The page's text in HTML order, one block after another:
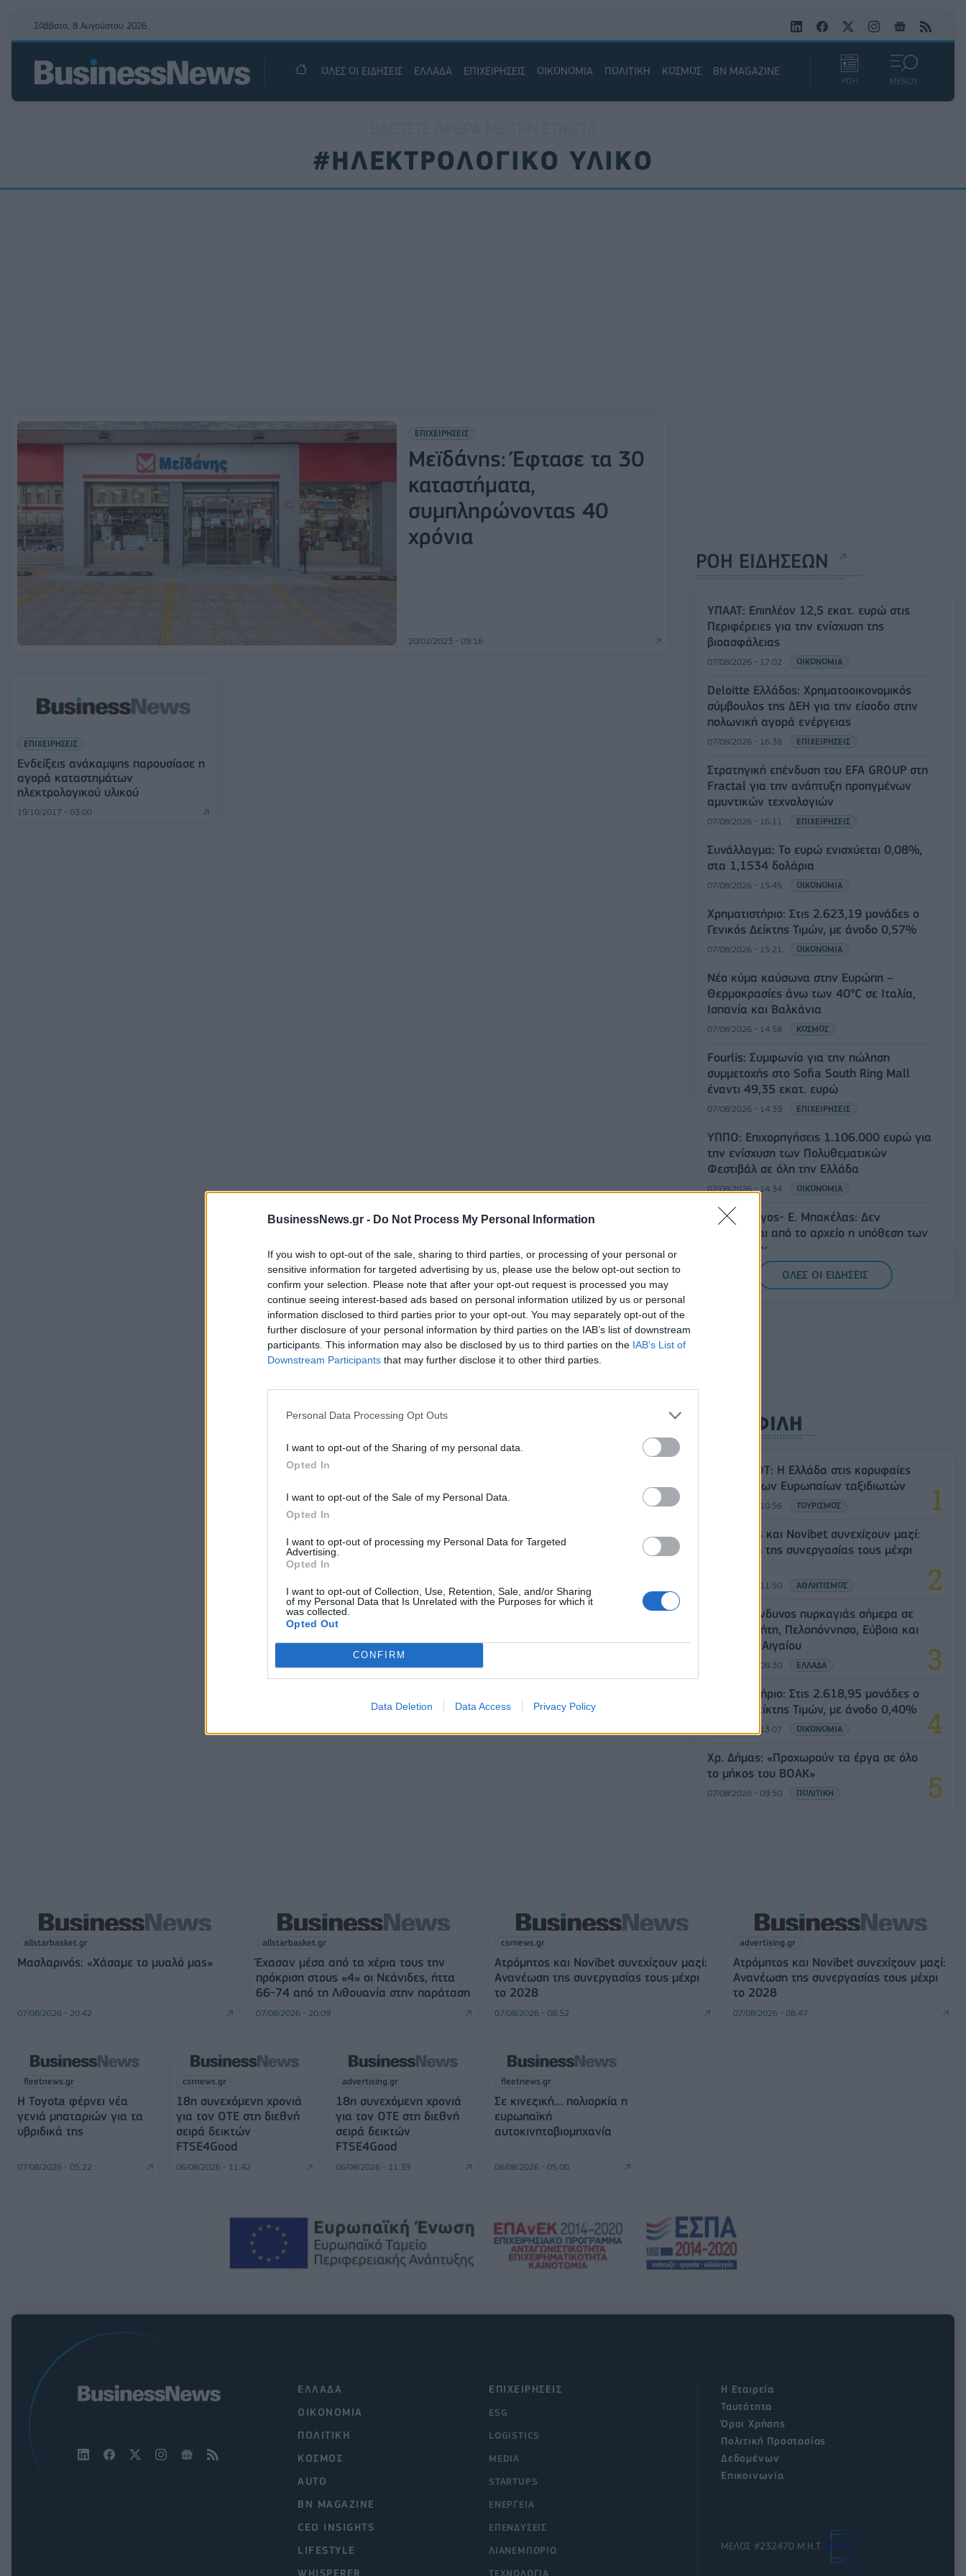
BusinessNews.gr - Do Not Process My Personal Information
If you wish to opt-out of the sale, sharing to third parties, or processing of your personal or
sensitive information for targeted advertising by us, please use the below opt-out section to
confirm your selection. Please note that after your opt-out request is processed you may
continue seeing interest-based ads based on personal information utilized by us or personal
information disclosed to third parties prior to your opt-out. You may separately opt-out of the
further disclosure of your personal information by third parties on the IAB’s list of downstream
participants. This information may also be disclosed by us to third parties on the IAB’s List of
Downstream Participants that may further disclose it to other third parties.
Personal Data Processing Opt Outs
I want to opt-out of the Sharing of my personal data.
Opted In
I want to opt-out of the Sale of my Personal Data.
Opted In
I want to opt-out of processing my Personal Data for Targeted
Advertising.
Opted In
I want to opt-out of Collection, Use, Retention, Sale, and/or Sharing
of my Personal Data that Is Unrelated with the Purposes for which it
was collected.
Opted Out
CONFIRM
Data Deletion Data Access Privacy Policy
Σάββατο, 8 Αυγούστου 2026
ΟΛΕΣ ΟΙ ΕΙΔΗΣΕΙΣ ΕΛΛΑΔΑ ΕΠΙΧΕΙΡΗΣΕΙΣ ΟΙΚΟΝΟΜΙΑ ΠΟΛΙΤΙΚΗ ΚΟΣΜΟΣ BN MAGAZINE
ΡΟΗ ΜΕΝΟΥ
#ΗΛΕΚΤΡΟΛΟΓΙΚΟ ΥΛΙΚΟ
ΕΠΙΧΕΙΡΗΣΕΙΣ
Mεϊδάνης: Έφτασε τα 30
καταστήματα,
συμπληρώνοντας 40
χρόνια
20/02/2023 - 09:16
ΕΠΙΧΕΙΡΗΣΕΙΣ
Ενδείξεις ανάκαμψης παρουσίασε η
αγορά καταστημάτων
ηλεκτρολογικού υλικού
19/10/2017 - 03:00
ΡΟΗ ΕΙΔΗΣΕΩΝ
ΥΠΑΑΤ: Επιπλέον 12,5 εκατ. ευρώ στις
Περιφέρειες για την ενίσχυση της
βιοασφάλειας
07/08/2026 - 17:02 ΟΙΚΟΝΟΜΙΑ
Deloitte Ελλάδος: Χρηματοοικονομικός
σύμβουλος της ΔΕΗ για την είσοδο στην
πολωνική αγορά ενέργειας
07/08/2026 - 16:38 ΕΠΙΧΕΙΡΗΣΕΙΣ
Στρατηγική επένδυση του EFA GROUP στη
Fractal για την ανάπτυξη προηγμένων
αμυντικών τεχνολογιών
07/08/2026 - 16:11 ΕΠΙΧΕΙΡΗΣΕΙΣ
Συνάλλαγμα: Το ευρώ ενισχύεται 0,08%,
στα 1,1534 δολάρια
07/08/2026 - 15:45 ΟΙΚΟΝΟΜΙΑ
Χρηματιστήριο: Στις 2.623,19 μονάδες ο
Γενικός Δείκτης Τιμών, με άνοδο 0,57%
07/08/2026 - 15:21 ΟΙΚΟΝΟΜΙΑ
Νέο κύμα καύσωνα στην Ευρώπη –
Θερμοκρασίες άνω των 40°C σε Ιταλία,
Ισπανία και Βαλκάνια
07/08/2026 - 14:58 ΚΟΣΜΟΣ
Fourlis: Συμφωνία για την πώληση
συμμετοχής στο Sofia South Ring Mall
έναντι 49,35 εκατ. ευρώ
07/08/2026 - 14:39 ΕΠΙΧΕΙΡΗΣΕΙΣ
ΥΠΠΟ: Επιχορηγήσεις 1.106.000 ευρώ για
την ενίσχυση των Πολυθεματικών
Φεστιβάλ σε όλη την Ελλάδα
07/08/2026 - 14:34 ΟΙΚΟΝΟΜΙΑ
Άρειος Πάγος- Ε. Μπακέλας: Δεν
ανασύρεται από το αρχείο η υπόθεση των
υποκλοπών
07/08/2026 - 14:11 ΕΛΛΑΔΑ
ΟΛΕΣ ΟΙ ΕΙΔΗΣΕΙΣ
ΔΗΜΟΦΙΛΗ
Έρευνα ΕΟΤ: Η Ελλάδα στις κορυφαίες
επιλογές των Ευρωπαίων ταξιδιωτών
07/08/2026 - 10:56 ΤΟΥΡΙΣΜΟΣ
Ατρόμητος και Novibet συνεχίζουν μαζί:
Ανανέωση της συνεργασίας τους μέχρι
07/08/2026 - 11:50 ΑΘΛΗΤΙΣΜΟΣ
Υψηλός κίνδυνος πυρκαγιάς σήμερα σε
Αττική, Κρήτη, Πελοπόννησο, Εύβοια και
νησιά του Αιγαίου
07/08/2026 - 08:30 ΕΛΛΑΔΑ
Χρηματιστήριο: Στις 2.618,95 μονάδες ο
Γενικός Δείκτης Τιμών, με άνοδο 0,40%
07/08/2026 - 13:07 ΟΙΚΟΝΟΜΙΑ
Χρ. Δήμας: «Προχωρούν τα έργα σε όλο
το μήκος του ΒΟΑΚ»
07/08/2026 - 09:50 ΠΟΛΙΤΙΚΗ
allstarbasket.gr
Μασλαρινός: «Χάσαμε το μυαλό μας»
07/08/2026 - 20:42
allstarbasket.gr
Έχασαν μέσα από τα χέρια τους την
πρόκριση στους «4» οι Νεάνιδες, ήττα
66-74 από τη Λιθουανία στην παράταση
07/08/2026 - 20:09
csrnews.gr
Ατρόμητος και Novibet συνεχίζουν μαζί:
Ανανέωση της συνεργασίας τους μέχρι
το 2028
07/08/2026 - 08:52
advertising.gr
Ατρόμητος και Novibet συνεχίζουν μαζί:
Ανανέωση της συνεργασίας τους μέχρι
το 2028
07/08/2026 - 08:47
fleetnews.gr
Η Toyota φέρνει νέα
γενιά μπαταριών για τα
υβριδικά της
07/08/2026 - 05:22
csrnews.gr
18η συνεχόμενη χρονιά
για τον ΟΤΕ στη διεθνή
σειρά δεικτών
FTSE4Good
06/08/2026 - 11:42
advertising.gr
18η συνεχόμενη χρονιά
για τον ΟΤΕ στη διεθνή
σειρά δεικτών
FTSE4Good
06/08/2026 - 11:39
fleetnews.gr
Σε κινεζική… πολιορκία η
ευρωπαϊκή
αυτοκινητοβιομηχανία
06/08/2026 - 05:00
ΕΠΙΧΕΙΡΗΣΕΙΣ
ESG
LOGISTICS
MEDIA
STARTUPS
ΕΝΕΡΓΕΙΑ
ΕΠΕΝΔΥΣΕΙΣ
ΛΙΑΝΕΜΠΟΡΙΟ
ΤΕΧΝΟΛΟΓΙΑ
ΕΛΛΑΔΑ
ΟΙΚΟΝΟΜΙΑ
ΠΟΛΙΤΙΚΗ
ΚΟΣΜΟΣ
AUTO
BN MAGAZINE
CEO INSIGHTS
LIFESTYLE
WHISPERER
Η Εταιρεία
Ταυτότητα
Όροι Χρήσης
Πολιτική Προστασίας
Δεδομένων
Επικοινωνία
ΜΕΛΟΣ #232470 Μ.Η.Τ.